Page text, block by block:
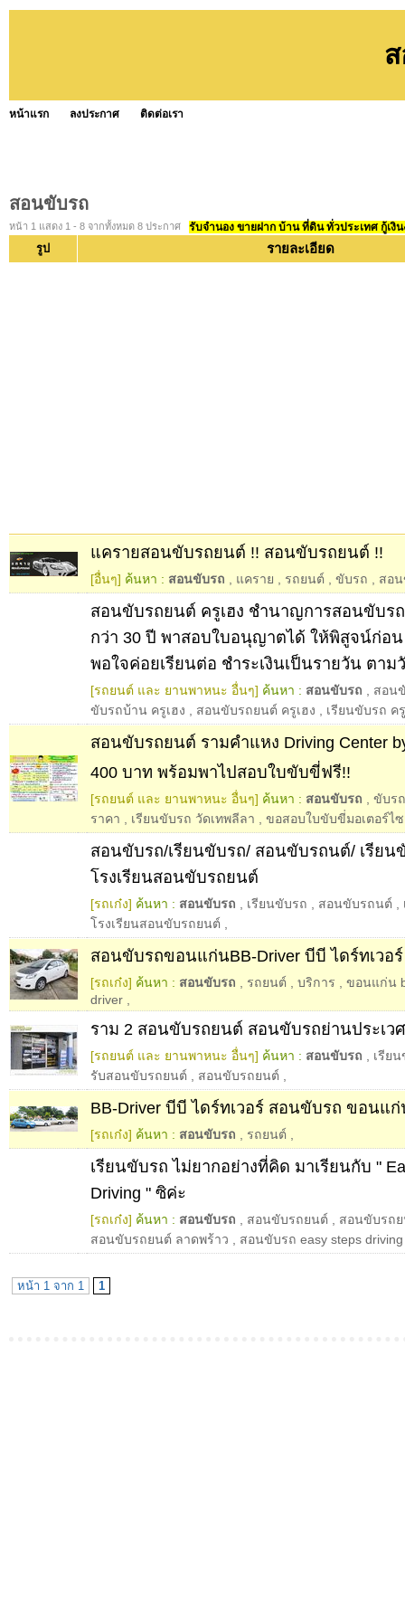
หน้าแรก ลงประกาศ ติดต่อเรา
สอนขับรถ
หน้า 1 แสดง 1 - 8 จากทั้งหมด 8 ประกาศ รับจำนอง ขายฝาก บ้าน ที่ดิน ทั่วประเทศ กู้เงิ
รูป รายละเอียด
แครายสอนขับรถยนต์ !! สอนขับรถยนต์ !!
[อื่นๆ] ค้นหา : สอนขับรถ แคราย รถยนต์ ขับรถ สอ
สอนขับรถยนต์ ครูเฮง ชำนาญการสอนขับร
กว่า 30 ปี พาสอบใบอนุญาตได้ ให้พิสูจน์ก่อน
พอใจค่อยเรียนต่อ ชำระเงินเป็นรายวัน ตาม
[รถยนต์ และ ยานพาหนะ อื่นๆ] ค้นหา : สอนขับรถ
สอน
ขับรถบ้าน ครูเฮง
สอนขับรถยนต์ ครูเฮง เรียนขับรถ ค
สอนขับรถยนต์ รามคำแหง Driving Center
400 บาท พร้อมพาไปสอบใบขับขี่ฟรี!!
[รถยนต์ และ ยานพาหนะ อื่นๆ] ค้นหา : สอนขับรถ
ขับร
ราคา
เรียนขับรถ วัดเทพลีลา ขอสอบใบขับขี่มอเตอร์ไซ
สอนขับรถ/เรียนขับรถ/ สอนขับรถนต์/ เรียน
โรงเรียนสอนขับรถยนต์
[รถเก๋ง] ค้นหา : สอนขับรถ เรียนขับรถ สอนขับรถนต์
โรงเรียนสอนขับรถยนต์
สอนขับรถขอนแก่นBB-Driver บีบี ไดร์ทเวอร์
[รถเก๋ง] ค้นหา : สอนขับรถ รถยนต์ บริการ
ขอนแก่น
driver
ราม 2 สอนขับรถยนต์ สอนขับรถย่านประเว
[รถยนต์ และ ยานพาหนะ อื่นๆ] ค้นหา : สอนขับรถ
เรีย
รับสอนขับรถยนต์
สอนขับรถยนต์
BB-Driver บีบี ไดร์ทเวอร์ สอนขับรถ ขอนแ
[รถเก๋ง] ค้นหา : สอนขับรถ รถยนต์
เรียนขับรถ ไม่ยากอย่างที่คิด มาเรียนกับ "
Driving " ซิค่ะ
[รถเก๋ง] ค้นหา : สอนขับรถ สอนขับรถยนต์
สอนขับรถ
สอนขับรถยนต์ ลาดพร้าว
สอนขับรถ easy steps driving
หน้า 1 จาก 1 1